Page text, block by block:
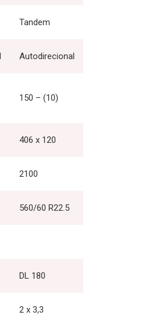
Tandem
Autodirecional
150 – (10)
406 x 120
2100
560/60 R22.5
DL 180
2 x 3,3